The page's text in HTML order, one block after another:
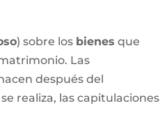
) sobre los bienes que
Las
después del
realiza, las capitulaciones